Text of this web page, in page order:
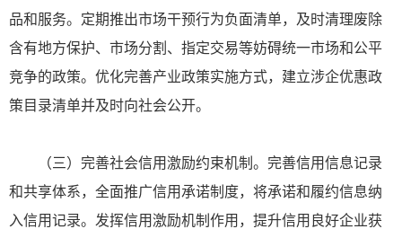
品和服务。定期推出市场干预行为负面清单，及时清理废除
含有地方保护、市场分割、指定交易等妨碍统一市场和公平
竞争的政策。优化完善产业政策实施方式，建立涉企优惠政
策目录清单并及时向社会公开。
（三）完善社会信用激励约束机制。完善信用信息记录
和共享体系，全面推广信用承诺制度，将承诺和履约信息纳
入信用记录。发挥信用激励机制作用，提升信用良好企业获